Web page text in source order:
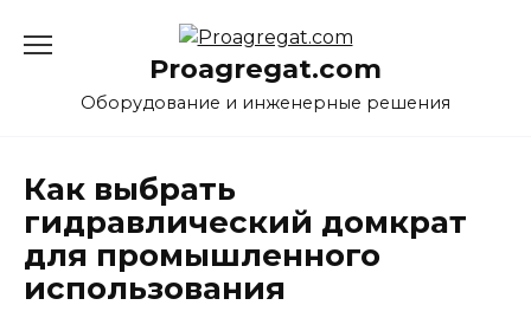
Proagregat.com
Оборудование и инженерные решения
Как выбрать
гидравлический домкрат
для промышленного
использования